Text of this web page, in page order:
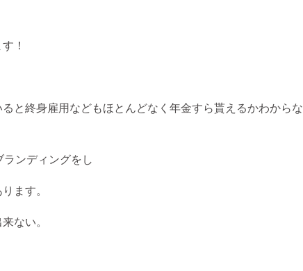
！
と終身雇用などもほとんどなく年金すら貰えるかわからな
ンディングをし
ます。
ない。